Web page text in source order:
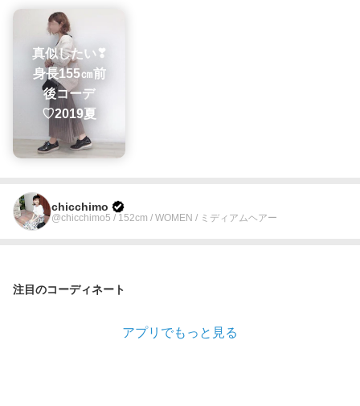
真似したい❣
身長155㎝前
後コーデ
♡2019夏
chicchimo
@chicchimo5 / 152cm / WOMEN / ミディアムヘアー
注目のコーディネート
アプリでもっと見る